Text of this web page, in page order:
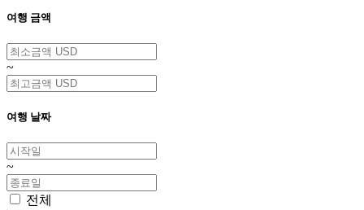
여행 금액
~
여행 날짜
~
전체